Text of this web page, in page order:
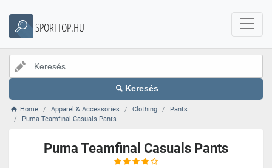
SPORTTOP.HU
Keresés
Home Apparel & Accessories Clothing
Pants
Puma Teamfinal Casuals Pants
Puma Teamfinal Casuals Pants